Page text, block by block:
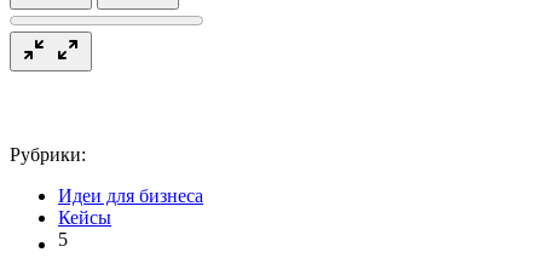
Рубрики:
Идеи для бизнеса
Кейсы
5